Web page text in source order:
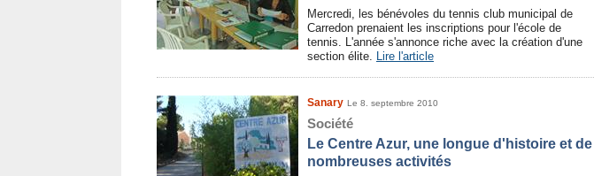
Mercredi, les bénévoles du tennis club municipal de
Carredon prenaient les inscriptions pour l'école de
tennis. L'année s'annonce riche avec la création d'une
section élite. Lire l'article
Sanary Le 8. septembre 2010
Société
Le Centre Azur, une longue d'histoire et de
nombreuses activités